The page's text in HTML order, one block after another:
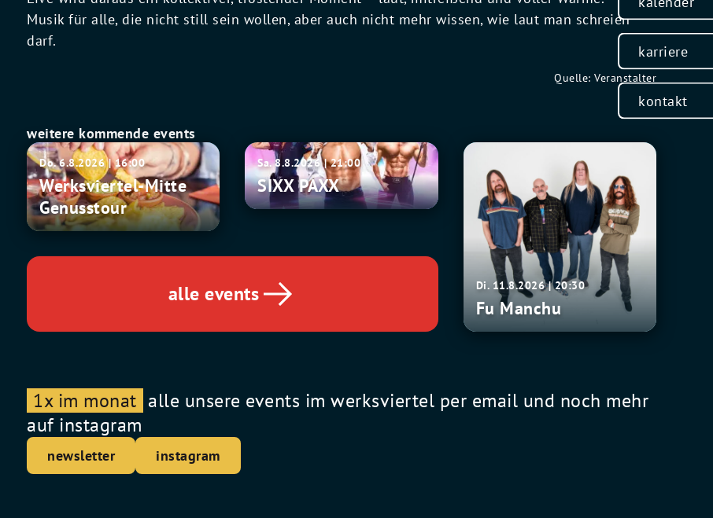
karriere
kontakt
Musik für alle, die nicht still sein wollen, aber auch nicht mehr wissen, wie laut man schreien
darf.
Quelle: Veranstalter
weitere kommende events
Werksviertel-
Mitte
Genusstour
Do. 6.8.2026 | 16:00
Werksviertel-Mitte
Genusstour
SIXX
PAXX
Sa. 8.8.2026 | 21:00
SIXX PAXX
Fu
Manchu
Di. 11.8.2026 | 20:30
Fu Manchu
alle events
1x im monat alle unsere events im werksviertel per email und noch mehr
auf instagram
newsletter instagram